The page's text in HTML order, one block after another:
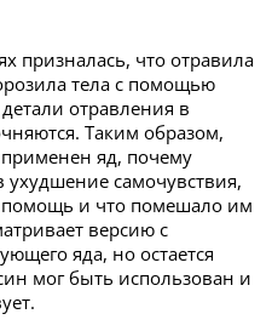
призналась, что отравила
тела с помощью
отравления в
Таким образом,
яд, почему
ухудшение самочувствия,
и что помешало им
версию с
яда, но остается
мог быть использован и